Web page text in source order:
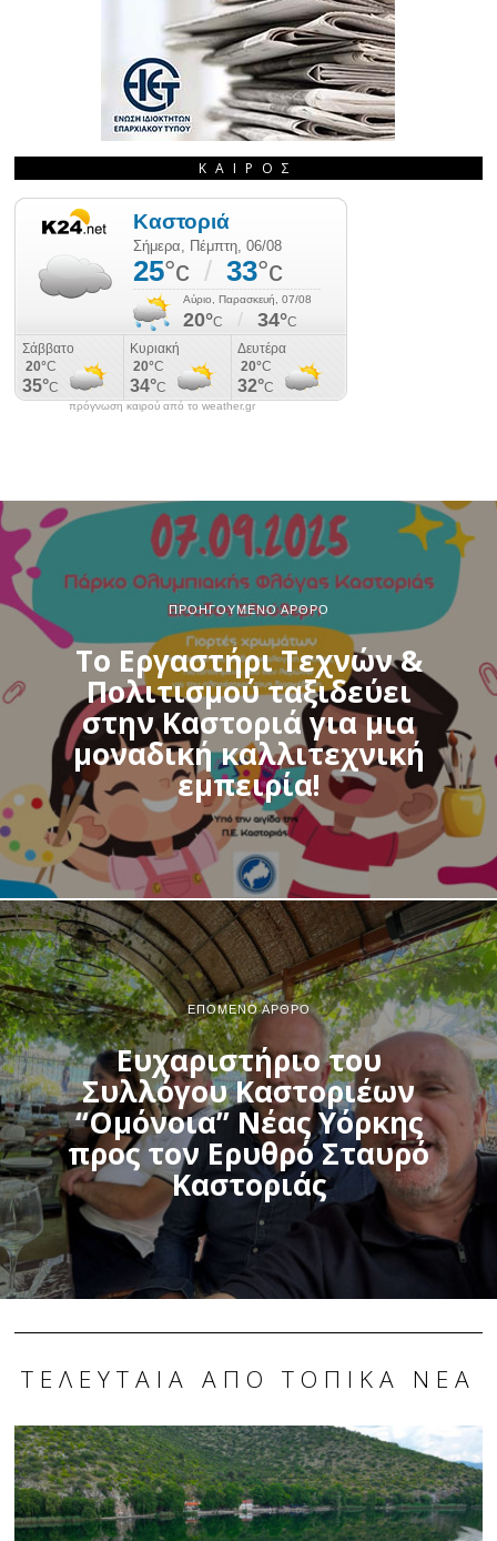
ΚΑΙΡΌΣ
πρόγνωση καιρού από το weather.gr
ΠΡΟΗΓΟΎΜΕΝΟ ΆΡΘΡΟ
Το Εργαστήρι Τεχνών &
Πολιτισμού ταξιδεύει
στην Καστοριά για μια
μοναδική καλλιτεχνική
εμπειρία!
ΕΠΌΜΕΝΟ ΆΡΘΡΟ
Ευχαριστήριο του
Συλλόγου Καστοριέων
“Ομόνοια” Νέας Υόρκης
προς τον Ερυθρό Σταυρό
Καστοριάς
ΤΕΛΕΥΤΑΊΑ ΑΠΌ ΤΟΠΙΚΆ ΝΈΑ